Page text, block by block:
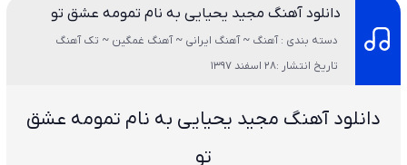
دانلود آهنگ مجید یحیایی به نام تمومه عشق تو
دسته بندی : آهنگ ~ آهنگ ایرانی ~ آهنگ غمگین ~ تک آهنگ
تاریخ انتشار :28 اسفند 1397
دانلود آهنگ مجید یحیایی به نام تمومه عشق
تو